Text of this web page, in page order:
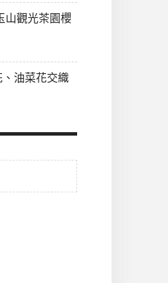
山觀光茶園櫻
油菜花交織